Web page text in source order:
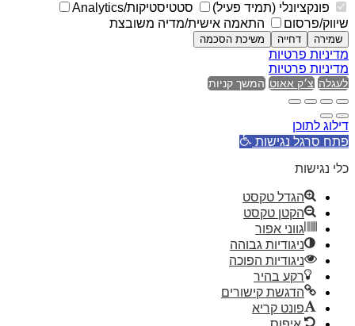
פונקציונלי (תמיד פעיל)
סטטיסטיקות/Analytics
שיווק/פרסום
התאמה אישית/מדיה משובצת
שמירה דחייה משיכת הסכמה
מדיניות פרטיות
מדיניות פרטיות
לעגלה צ׳ק אאוט המשך קניות
דילוג לתוכן
פתח סרגל נגישות
כלי נגישות
הגדל טקסט
הקטן טקסט
גווני אפור
ניגודיות גבוהה
ניגודיות הפוכה
רקע בהיר
הדגשת קישורים
פונט קריא